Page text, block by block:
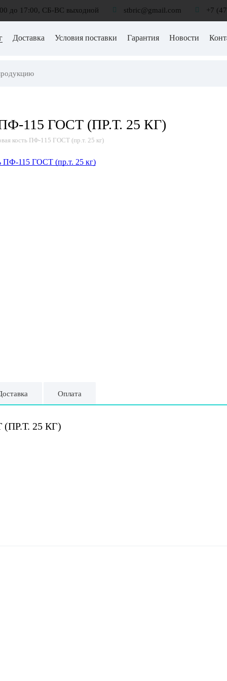
до 17:00, СБ-ВС выходной stbric@gmail.com +7
Доставка Условия поставки Гарантия Новости
115 ГОСТ (ПР.Т. 25 КГ)
кость ПФ-115 ГОСТ (пр.т. 25 кг)
Оплата
25 КГ)